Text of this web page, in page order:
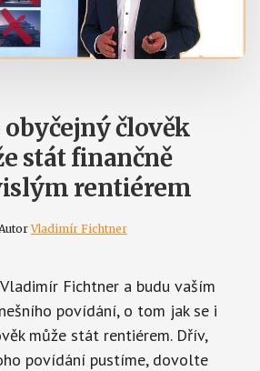
obyčejný člověk
stát finančně
rentiérem
AutorVladimír Fichtner
Fichtner a budu vaším
povídání, o tom jak se i
může stát rentiérem. Dřív,
povídání pustíme, dovolte